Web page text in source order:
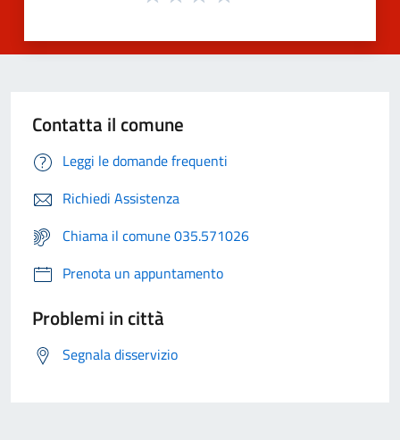
Contatta il comune
Leggi le domande frequenti
Richiedi Assistenza
Chiama il comune 035.571026
Prenota un appuntamento
Problemi in città
Segnala disservizio